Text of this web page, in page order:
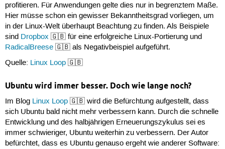
profitieren. Für Anwendungen gelte dies nur in begrenztem Maße.
Hier müsse schon ein gewisser Bekanntheitsgrad vorliegen, um
in der Linux-Welt überhaupt Beachtung zu finden. Als Beispiele
sind Dropbox 🇬🇧 für eine erfolgreiche Linux-Portierung und
RadicalBreese🇬🇧 als Negativbeispiel aufgeführt.
Quelle: Linux Loop🇬🇧
Ubuntu wird immer besser. Doch wie lange noch?
Im Blog Linux Loop🇬🇧 wird die Befürchtung aufgestellt, dass
sich Ubuntu bald nicht mehr verbessern kann. Durch die schnelle
Entwicklung und des halbjährigen Erneuerungszykulus sei es
immer schwieriger, Ubuntu weiterhin zu verbessern. Der Autor
befürchtet, dass es Ubuntu genauso ergeht wie anderer Software: